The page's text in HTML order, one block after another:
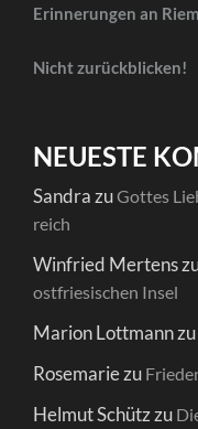
Erinnerungen an
Nicht zurückblicken!
NEUESTE
SandrazuGottes
reich
Winfried Mertens
ostfriesischen Insel
Marion Lottmannzu
Rosemariezu
Helmut Schützzu